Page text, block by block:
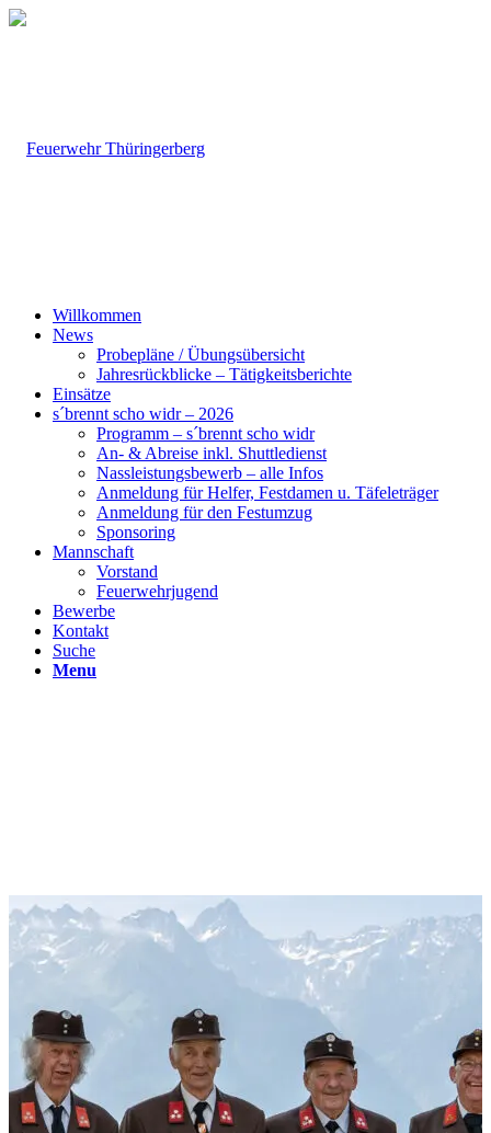
Willkommen
News
Probepläne / Übungsübersicht
Jahresrückblicke – Tätigkeitsberichte
Einsätze
s´brennt scho widr – 2026
Programm – s´brennt scho widr
An- & Abreise inkl. Shuttledienst
Nassleistungsbewerb – alle Infos
Anmeldung für Helfer, Festdamen u. Täfeleträger
Anmeldung für den Festumzug
Sponsoring
Mannschaft
Vorstand
Feuerwehrjugend
Bewerbe
Kontakt
Suche
Menu